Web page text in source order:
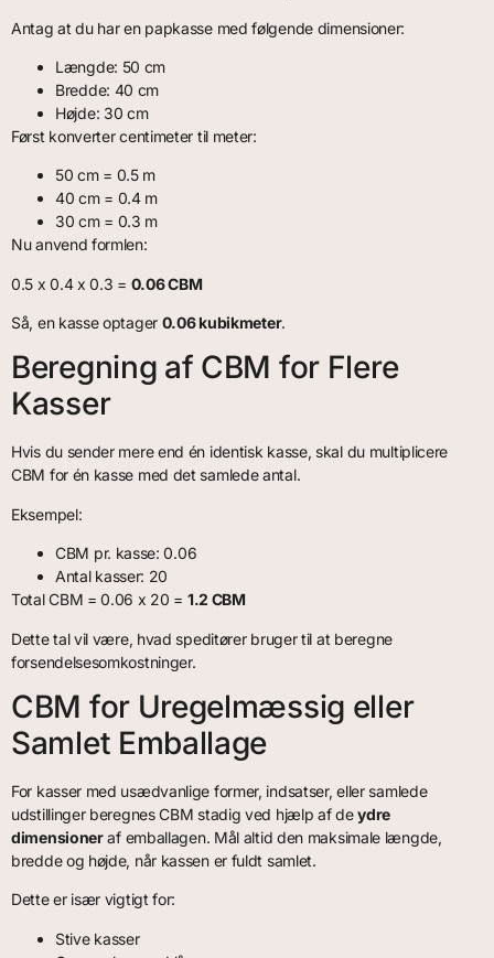
Antag at du har en papkasse med følgende dimensioner:
Længde: 50 cm
Bredde: 40 cm
Højde: 30 cm
Først konverter centimeter til meter:
50 cm = 0.5 m
40 cm = 0.4 m
30 cm = 0.3 m
Nu anvend formlen:
0.5 x 0.4 x 0.3 = 0.06 CBM
Så, en kasse optager 0.06 kubikmeter.
Beregning af CBM for Flere
Kasser
Hvis du sender mere end én identisk kasse, skal du multiplicere
CBM for én kasse med det samlede antal.
Eksempel:
CBM pr. kasse: 0.06
Antal kasser: 20
Total CBM = 0.06 x 20 = 1.2 CBM
Dette tal vil være, hvad speditører bruger til at beregne
forsendelsesomkostninger.
CBM for Uregelmæssig eller
Samlet Emballage
For kasser med usædvanlige former, indsatser, eller samlede
udstillinger beregnes CBM stadig ved hjælp af deydre
dimensioneraf emballagen. Mål altid den maksimale længde,
bredde og højde, når kassen er fuldt samlet.
Dette er især vigtigt for:
Stive kasser